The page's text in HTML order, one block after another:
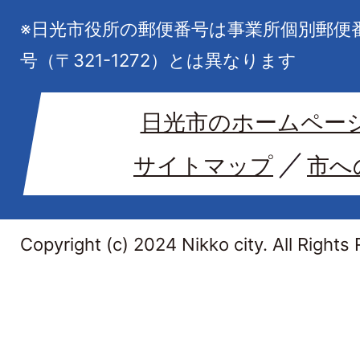
※日光市役所の郵便番号は事業所個別郵
号（〒321-1272）とは異なります
日光市のホームペー
サイトマップ
市へ
Copyright (c) 2024 Nikko city. All Rights